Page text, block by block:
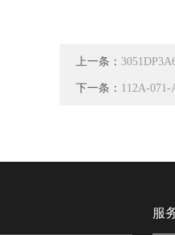
上一条：
下一条： 112A-071-
服